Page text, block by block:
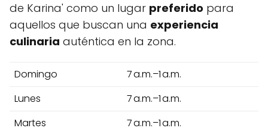
de Karina' como un lugar preferido para
aquellos que buscan una experiencia
culinaria auténtica en la zona.
Domingo
7 a.m.–1 a.m.
Lunes
7 a.m.–1 a.m.
Martes
7 a.m.–1 a.m.